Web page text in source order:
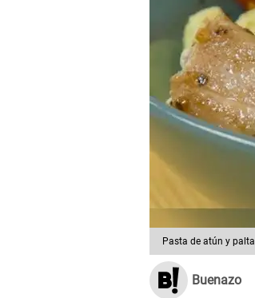
Pasta de atún y palta
Buenazo